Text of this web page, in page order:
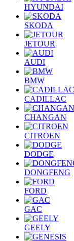
HYUNDAI
SKODA
JETOUR
AUDI
BMW
CADILLAC
CHANGAN
CITROEN
DODGE
DONGFENG
FORD
GAC
GEELY